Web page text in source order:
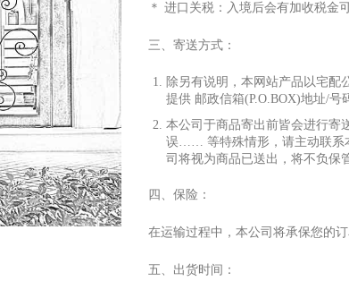
＊ 进⼝ 关税： ⼊境后会有加收税⾦
三、寄送⽅式：
除另有说明，本网站产品以宅配
提供 邮政信箱(P.O.BOX)地址/号
本公司于商品寄出前皆会进⾏寄
误…… 等特殊情形，请主动联系
司将视为商品已送出，将不负保
四、保险：
在运输过程中，本公司将承保您的
五、出货时间：